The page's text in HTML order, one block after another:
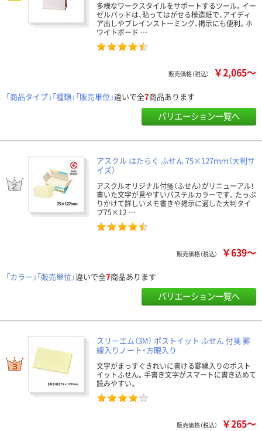
多様なワークスタイルをサポートするツール。イー
ゼルパッドは、貼ってはがせる模造紙で、アイディ
ア出しやブレインストーミング、掲示にも便利。ホ
ワイトボード …
販売価格（税込） ￥2,065～
「商品タイプ」「種類」「販売単位」違いで全7商品あります
バリエーション一覧へ
アスクル はたらく ふせん 75×127ｍｍ（大判サ
イズ）
アスクルオリジナル付箋（ふせん）がリニューアル！
書いた文字が見やすいパステルカラーです。たっぷ
りかけて詳しいメモ書きや掲示に適した大判タイ
プ75×12 …
販売価格（税込） ￥639～
「カラー」「販売単位」違いで全7商品あります
バリエーション一覧へ
スリーエム（3M） ポストイット ふせん 付箋 罫
線入りノート・方眼入り
文字がまっすぐきれいに書ける罫線入りのポスト
イットふせん。手書き文字がスマートに書き込めて
読みやすい。
販売価格（税込） ￥265～